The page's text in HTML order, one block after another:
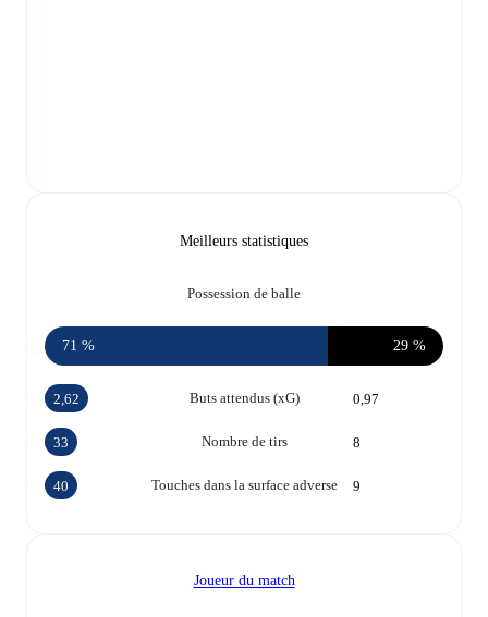
Meilleurs statistiques
Possession de balle
71 % 29 %
Buts attendus (xG)
2,62 0,97
Nombre de tirs
33 8
Touches dans la surface adverse
40 9
Joueur du match